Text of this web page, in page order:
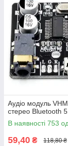
Аудіо модуль
стерео Bluetooth
В наявності 753 од.
59,40 ₴ 118,80 ₴